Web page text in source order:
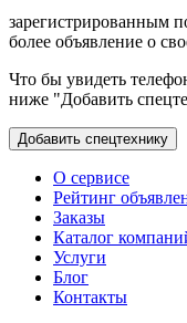
зарегистрированным
более объявление о
Что бы увидеть
ниже "Добавить
О сервисе
Рейтинг
Заказы
Каталог
Услуги
Блог
Контакты